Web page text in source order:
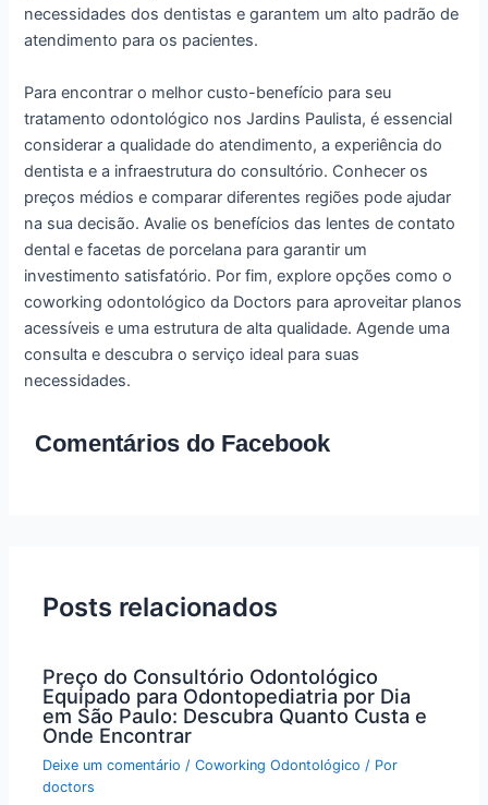
necessidades dos dentistas e garantem um alto padrão de
atendimento para os pacientes.
Para encontrar o melhor custo-benefício para seu
tratamento odontológico nos Jardins Paulista, é essencial
considerar a qualidade do atendimento, a experiência do
dentista e a infraestrutura do consultório. Conhecer os
preços médios e comparar diferentes regiões pode ajudar
na sua decisão. Avalie os benefícios das lentes de contato
dental e facetas de porcelana para garantir um
investimento satisfatório. Por fim, explore opções como o
coworking odontológico da Doctors para aproveitar planos
acessíveis e uma estrutura de alta qualidade. Agende uma
consulta e descubra o serviço ideal para suas
necessidades.
Comentários do Facebook
Posts relacionados
Preço do Consultório Odontológico
Equipado para Odontopediatria por Dia
em São Paulo: Descubra Quanto Custa e
Onde Encontrar
Deixe um comentário /Coworking Odontológico / Por
doctors